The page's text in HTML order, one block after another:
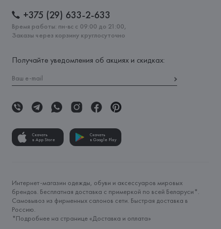
+375 (29) 633-2-633
Время работы: пн-вс с 09:00 до 21:00,
Заказы через корзину круглосуточно
Получайте уведомления об акциях и скидках:
Скачать
в App Store
Скачать
в Google Play
Интернет-магазин одежды, обуви и аксессуаров мировых
брендов. Бесплатная доставка с примеркой по всей Беларуси*.
Самовывоз из фирменных салонов сети. Быстрая доставка в
Россию.
*Подробнее на странице «Доставка и оплата»